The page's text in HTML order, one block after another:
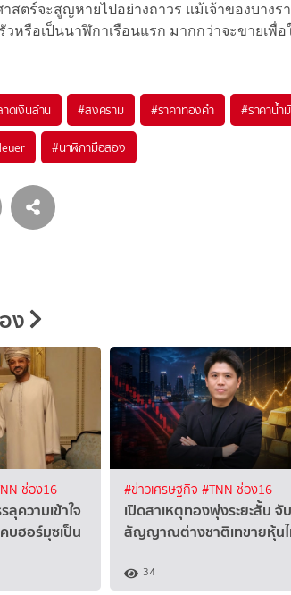
สตร์จะสูญหายไปอย่างถาวร แม้เจ้าของบางร
วหรือเป็นนาฬิกาเรือนแรก มากกว่าจะขายเพื่
ดเงินล้าน #สงคราม #ราคาทองคำ #ราคาน้ำ
#นาฬิกามือสอง
ง
ช่อง16
ความเข้าใจ
บฮอร์มุซเป็น
#ข่าวเศรษฐกิจ #TNN ช่อง16
เปิดสาเหตุทองพุ่งระยะสั้น จั
สัญญาณต่างชาติเทขายหุ้น
34